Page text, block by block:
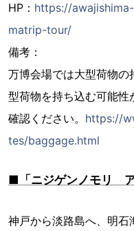
HP： https://
matrip-tour/
備考：
万博会場では大型荷物の
型荷物を持ち込む可能
確認ください。 https://
tes/baggage.html
■「ニジゲンノモリ
神戸から淡路島へ、明石